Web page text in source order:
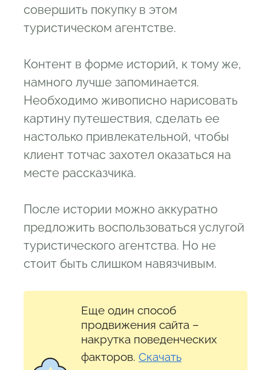
совершить покупку в этом
туристическом агентстве.
Контент в форме историй, к тому же,
намного лучше запоминается.
Необходимо живописно нарисовать
картину путешествия, сделать ее
настолько привлекательной, чтобы
клиент тотчас захотел оказаться на
месте рассказчика.
После истории можно аккуратно
предложить воспользоваться услугой
туристического агентства. Но не
стоит быть слишком навязчивым.
Еще один способ
продвижения сайта –
накрутка поведенческих
факторов. Скачать